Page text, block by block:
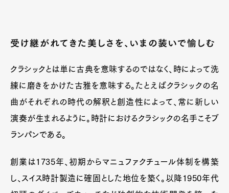
受け継がれてきた美しさを、いまの装いで愉しむ
クラシックとは単に古典を意味するのではなく、時によって洗
練に磨きをかけた古雅を意味する。たとえばクラシックの名
曲がそれぞれの時代の解釈と創造性によって、常に新しい
演奏が生まれるように。時計におけるクラシックの名手こそブ
ランパンである。
創業は1735年、初期からマニュファクチュール体制を構築
し、スイス時計製造に確固とした地位を築く。以降1950年代